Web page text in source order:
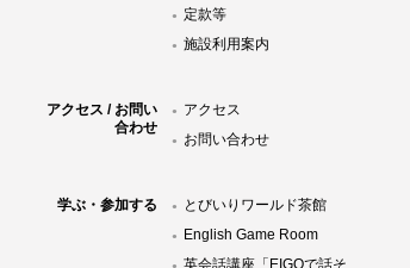
定款等
施設利用案内
アクセス / お問い
合わせ
アクセス
お問い合わせ
学ぶ・参加する
とびいりワールド茶館
English Game Room
英会話講座「EIGOで話そ